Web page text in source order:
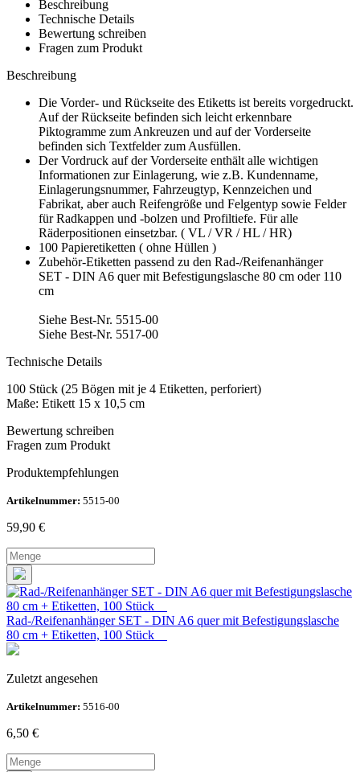
Beschreibung
Technische Details
Bewertung schreiben
Fragen zum Produkt
Beschreibung
Die Vorder- und Rückseite des Etiketts ist bereits vorgedruckt.
Auf der Rückseite befinden sich leicht erkennbare
Piktogramme zum Ankreuzen und auf der Vorderseite
befinden sich Textfelder zum Ausfüllen.
Der Vordruck auf der Vorderseite enthält alle wichtigen
Informationen zur Einlagerung, wie z.B. Kundenname,
Einlagerungsnummer, Fahrzeugtyp, Kennzeichen und
Fabrikat, aber auch Reifengröße und Felgentyp sowie Felder
für Radkappen und -bolzen und Profiltiefe. Für alle
Räderpositionen einsetzbar. ( VL / VR / HL / HR)
100 Papieretiketten ( ohne Hüllen )
Zubehör-Etiketten passend zu den Rad-/Reifenanhänger
SET - DIN A6 quer mit Befestigungslasche 80 cm oder 110
cm
Siehe Best-Nr. 5515-00
Siehe Best-Nr. 5517-00
Technische Details
100 Stück (25 Bögen mit je 4 Etiketten, perforiert)
Maße: Etikett 15 x 10,5 cm
Bewertung schreiben
Fragen zum Produkt
Produktempfehlungen
Artikelnummer: 5515-00
59,90 €
Rad-/Reifenanhänger SET - DIN A6 quer mit Befestigungslasche
80 cm + Etiketten, 100 Stück
Zuletzt angesehen
Artikelnummer: 5516-00
6,50 €